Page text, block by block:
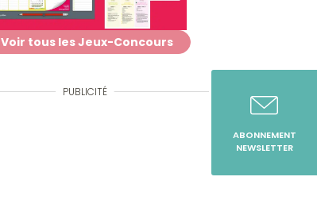
Voir tous les Jeux-Concours
PUBLICITÉ
ABONNEMENT
NEWSLETTER